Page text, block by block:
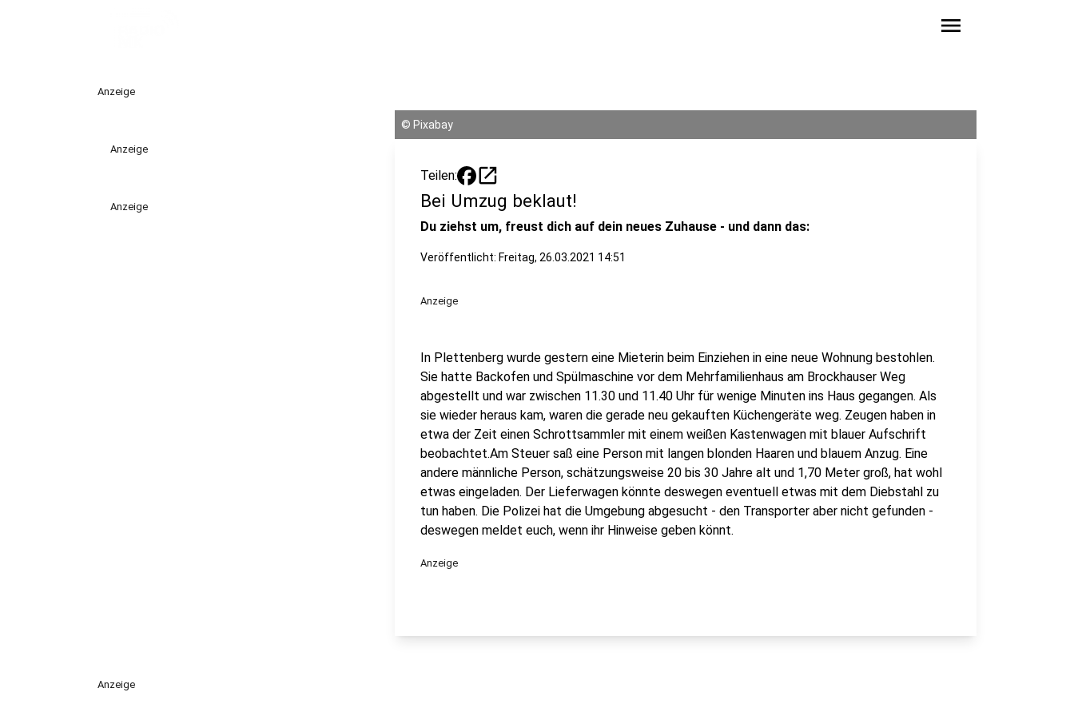
menu
Anzeige
Anzeige
Anzeige
© Pixabay
Teilen: open_in_new
Bei Umzug beklaut!
Du ziehst um, freust dich auf dein neues Zuhause - und dann das:
Veröffentlicht: Freitag, 26.03.2021 14:51
Anzeige
In Plettenberg wurde gestern eine Mieterin beim Einziehen in eine neue Wohnung bestohlen.
Sie hatte Backofen und Spülmaschine vor dem Mehrfamilienhaus am Brockhauser Weg
abgestellt und war zwischen 11.30 und 11.40 Uhr für wenige Minuten ins Haus gegangen. Als
sie wieder heraus kam, waren die gerade neu gekauften Küchengeräte weg. Zeugen haben in
etwa der Zeit einen Schrottsammler mit einem weißen Kastenwagen mit blauer Aufschrift
beobachtet.Am Steuer saß eine Person mit langen blonden Haaren und blauem Anzug. Eine
andere männliche Person, schätzungsweise 20 bis 30 Jahre alt und 1,70 Meter groß, hat wohl
etwas eingeladen. Der Lieferwagen könnte deswegen eventuell etwas mit dem Diebstahl zu
tun haben. Die Polizei hat die Umgebung abgesucht - den Transporter aber nicht gefunden -
deswegen meldet euch, wenn ihr Hinweise geben könnt.
Anzeige
Anzeige